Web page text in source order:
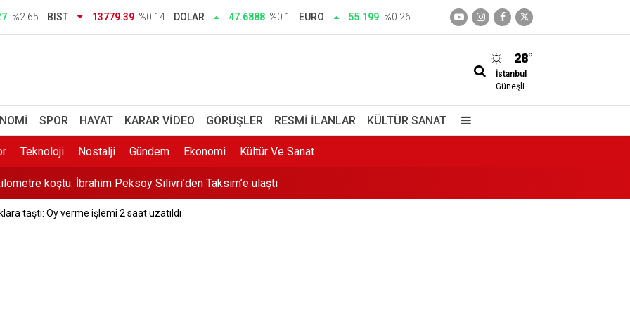
%2.65 BIST 13779.39 %0.14 DOLAR 47.6888 %0.1 EURO 55.199 %0.26
28°
İstanbul
Güneşli
SPOR HAYAT KARAR VIDEO GÖRÜŞLER RESMI İLANLAR KÜLTÜR SANAT
Teknoloji Nostalji Gündem Ekonomi Kültür Ve Sanat
öğrencisi önce dedesi ve babaannesini, sonra okuldaki 5 öğretmenini katletti
cemaatle namaz
koştu: İbrahim Peksoy Silivri’den Taksim’e ulaştı
geçen yıla göre 11 santimetre yükseldi
İstanbul’da buluşacak: iGeo 2026 için geri sayım başladı
taştı: Oy verme işlemi 2 saat uzatıldı